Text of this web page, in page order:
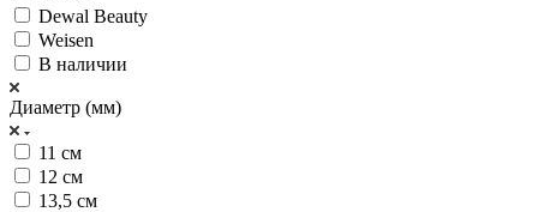
Dewal Beauty
Weisen
В наличии
Диаметр (мм)
11 см
12 см
13,5 см